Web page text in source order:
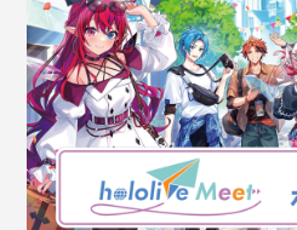
HOLODULE
会社概要
プライバシーポリシー
未成年の方々へのお願い
二次創作ガイドライン